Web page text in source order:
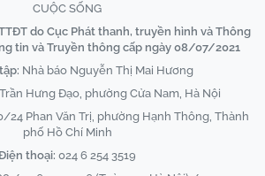
CUỘC SỐNG
do Cục Phát thanh, truyền hình và Thông
tin và Truyền thông cấp ngày 08/07/2021
Nhà báo Nguyễn Thị Mai Hương
Hưng Đạo, phường Cửa Nam, Hà Nội
24 Phan Văn Trị, phường Hạnh Thông, Thành
phố Hồ Chí Minh
thoại: 024 6 254 3519